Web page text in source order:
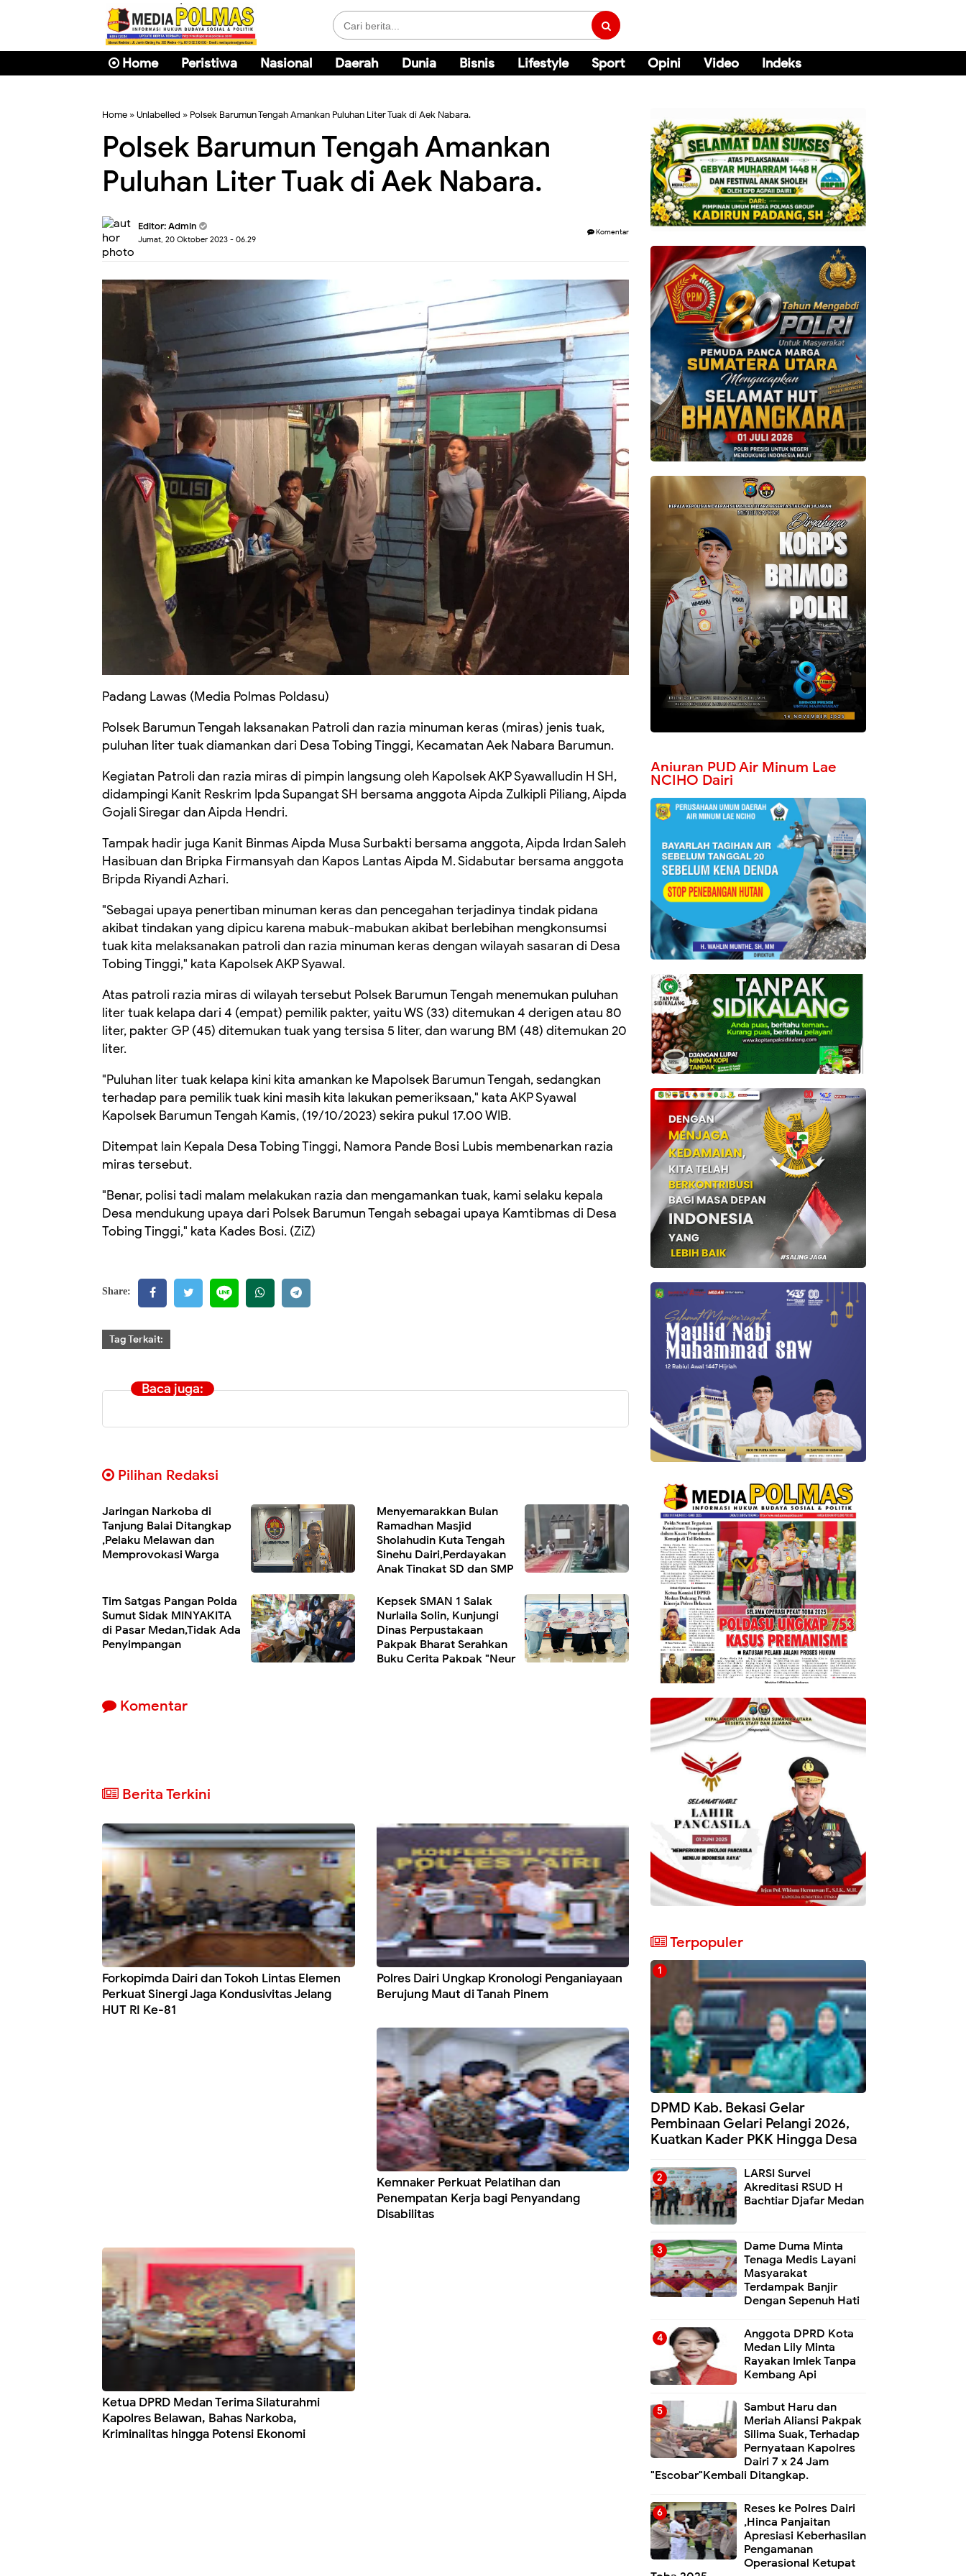
Home Peristiwa Nasional Daerah Dunia Bisnis Lifestyle Sport Opini Video Indeks
Home » Unlabelled » Polsek Barumun Tengah Amankan Puluhan Liter Tuak di Aek Nabara.
Polsek Barumun Tengah Amankan
Puluhan Liter Tuak di Aek Nabara.
Editor: Admin
Jumat, 20 Oktober 2023 - 06.29
Komentar
Padang Lawas (Media Polmas Poldasu)
Polsek Barumun Tengah laksanakan Patroli dan razia minuman keras (miras) jenis tuak,
puluhan liter tuak diamankan dari Desa Tobing Tinggi, Kecamatan Aek Nabara Barumun.
Kegiatan Patroli dan razia miras di pimpin langsung oleh Kapolsek AKP Syawalludin H SH,
didampingi Kanit Reskrim Ipda Supangat SH bersama anggota Aipda Zulkipli Piliang, Aipda
Gojali Siregar dan Aipda Hendri.
Tampak hadir juga Kanit Binmas Aipda Musa Surbakti bersama anggota, Aipda Irdan Saleh
Hasibuan dan Bripka Firmansyah dan Kapos Lantas Aipda M. Sidabutar bersama anggota
Bripda Riyandi Azhari.
"Sebagai upaya penertiban minuman keras dan pencegahan terjadinya tindak pidana
akibat tindakan yang dipicu karena mabuk-mabukan akibat berlebihan mengkonsumsi
tuak kita melaksanakan patroli dan razia minuman keras dengan wilayah sasaran di Desa
Tobing Tinggi," kata Kapolsek AKP Syawal.
Atas patroli razia miras di wilayah tersebut Polsek Barumun Tengah menemukan puluhan
liter tuak kelapa dari 4 (empat) pemilik pakter, yaitu WS (33) ditemukan 4 derigen atau 80
liter, pakter GP (45) ditemukan tuak yang tersisa 5 liter, dan warung BM (48) ditemukan 20
liter.
"Puluhan liter tuak kelapa kini kita amankan ke Mapolsek Barumun Tengah, sedangkan
terhadap para pemilik tuak kini masih kita lakukan pemeriksaan," kata AKP Syawal
Kapolsek Barumun Tengah Kamis, (19/10/2023) sekira pukul 17.00 WIB.
Ditempat lain Kepala Desa Tobing Tinggi, Namora Pande Bosi Lubis membenarkan razia
miras tersebut.
"Benar, polisi tadi malam melakukan razia dan mengamankan tuak, kami selaku kepala
Desa mendukung upaya dari Polsek Barumun Tengah sebagai upaya Kamtibmas di Desa
Tobing Tinggi," kata Kades Bosi. (ZiZ)
Share:
Tag Terkait:
Baca juga:
Pilihan Redaksi
Jaringan Narkoba di
Tanjung Balai Ditangkap
,Pelaku Melawan dan
Memprovokasi Warga
Menyemarakkan Bulan
Ramadhan Masjid
Sholahudin Kuta Tengah
Sinehu Dairi,Perdayakan
Anak Tingkat SD dan SMP
Tim Satgas Pangan Polda
Sumut Sidak MINYAKITA
di Pasar Medan,Tidak Ada
Penyimpangan
Kepsek SMAN 1 Salak
Nurlaila Solin, Kunjungi
Dinas Perpustakaan
Pakpak Bharat Serahkan
Buku Cerita Pakpak "Neur
Komentar
Berita Terkini
Forkopimda Dairi dan Tokoh Lintas Elemen
Perkuat Sinergi Jaga Kondusivitas Jelang
HUT RI Ke-81
Polres Dairi Ungkap Kronologi Penganiayaan
Berujung Maut di Tanah Pinem
Kemnaker Perkuat Pelatihan dan
Penempatan Kerja bagi Penyandang
Disabilitas
Ketua DPRD Medan Terima Silaturahmi
Kapolres Belawan, Bahas Narkoba,
Kriminalitas hingga Potensi Ekonomi
Anjuran PUD Air Minum Lae
NCIHO Dairi
Terpopuler
DPMD Kab. Bekasi Gelar
Pembinaan Gelari Pelangi 2026,
Kuatkan Kader PKK Hingga Desa
LARSI Survei
Akreditasi RSUD H
Bachtiar Djafar Medan
Dame Duma Minta
Tenaga Medis Layani
Masyarakat
Terdampak Banjir
Dengan Sepenuh Hati
Anggota DPRD Kota
Medan Lily Minta
Rayakan Imlek Tanpa
Kembang Api
Sambut Haru dan
Meriah Aliansi Pakpak
Silima Suak, Terhadap
Pernyataan Kapolres
Dairi 7 x 24 Jam
"Escobar"Kembali Ditangkap.
Reses ke Polres Dairi
,Hinca Panjaitan
Apresiasi Keberhasilan
Pengamanan
Operasional Ketupat